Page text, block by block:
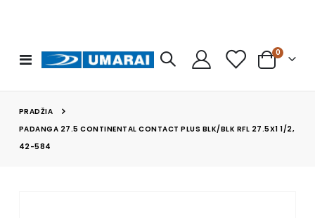
Toggle
Nav
Cart
0prekės
PRADŽIA
PADANGA 27.5 CONTINENTAL CONTACT PLUS BLK/BLK RFL 27.5X1 1/2,
42-584